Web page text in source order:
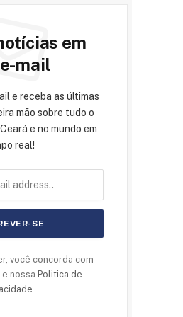
em
mail
e receba as últimas
mão sobre tudo o
e no mundo em
real!
você concorda com
nossa Politica de
.